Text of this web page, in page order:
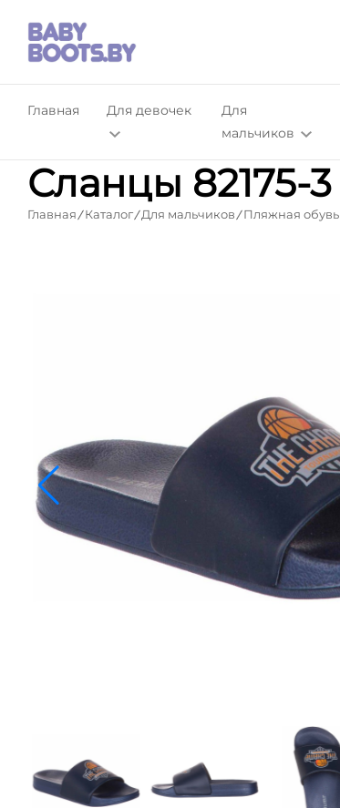
Главная Для девочек
Для
мальчиков
Сланцы 82175-3
Главная Каталог Для мальчиков Пляжная обувь